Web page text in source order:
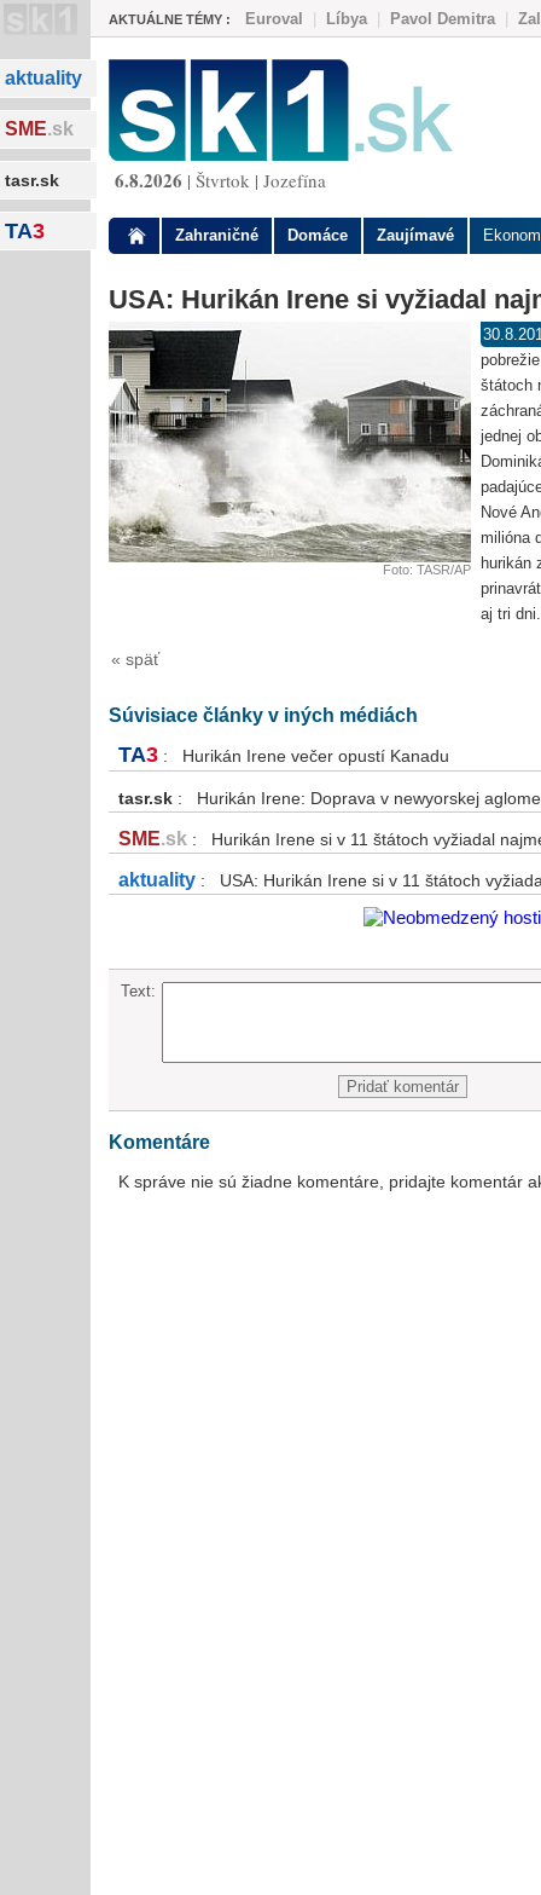
aktuality
SME.sk
tasr.sk
TA3
AKTUÁLNE TÉMY : Euroval Líbya| Pavol Demitra|
6.8.2026 | Štvrtok | Jozefína
Zahraničné Domáce Zaujímavé
USA: Hurikán Irene si vyžiadal
Foto: TASR/AP
štátoch
jednej
Nové
milióna
hurikán
aj tri dni.
« späť
Súvisiace články v iných médiách
TA3 : Hurikán Irene večer opustí Kanadu
tasr.sk : Hurikán Irene: Doprava v newyorskej
SME.sk : Hurikán Irene si v 11 štátoch vyžiadal
aktuality : USA: Hurikán Irene si v 11 štátoch
Text:
Komentáre
K správe nie sú žiadne komentáre, pridajte komentár